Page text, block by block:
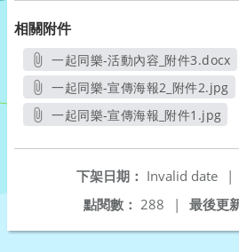
相關附件
一起同樂-活動內容_附件3.docx
另開新視窗
一起同樂-宣傳海報2_附件2.jpg
另開新視窗
一起同樂-宣傳海報_附件1.jpg
下架日期： Invalid date
|
最後更
點閱數： 288 |